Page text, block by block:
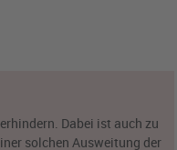
Dabei ist auch zu
solchen Ausweitung der